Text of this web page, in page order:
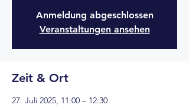
Anmeldung abgeschlossen
Veranstaltungen ansehen
Zeit & Ort
27. Juli 2025, 11:00 – 12:30